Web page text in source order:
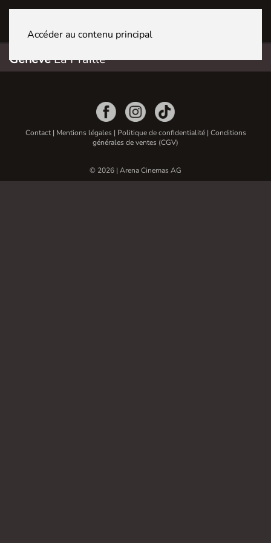
Accéder au contenu principal
GenèveLa Praille
Contact| Mentions légales| Politique de confidentialité| Conditions
générales de ventes (CGV)
© 2026 | Arena Cinemas AG